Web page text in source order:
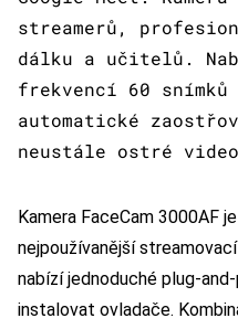
streamerů,
dálku a učitelů.
frekvencí 60
automatické
neustále ostré
Kamera FaceCam 3000AF
nejpoužívanější
nabízí jednoduché plug-
instalovat ovladače.